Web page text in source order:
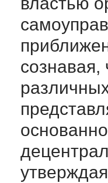
сознавая,